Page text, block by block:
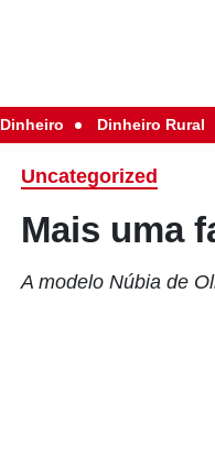
Dinheiro Dinheiro Rural
Uncategorized
Mais uma
A modelo Núbia de